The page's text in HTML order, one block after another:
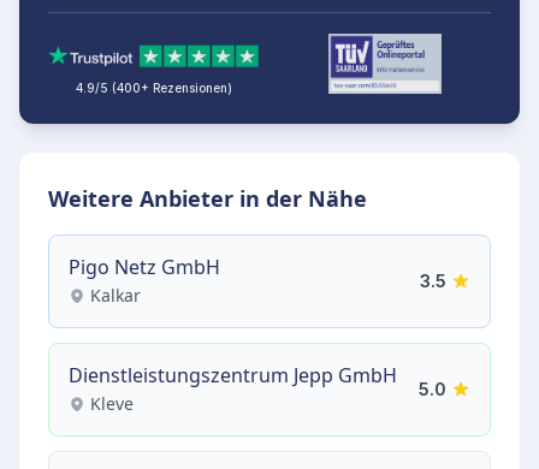
4.9/5 (400+ Rezensionen)
Weitere Anbieter in der Nähe
Pigo Netz GmbH
Kalkar
3.5
Dienstleistungszentrum Jepp GmbH
Kleve
5.0